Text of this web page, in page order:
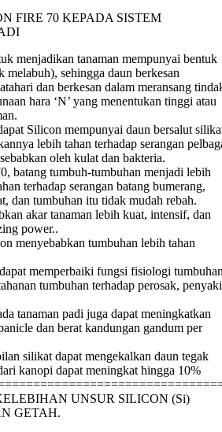
FIRE 70 KEPADA SISTEM
menjadikan tanaman mempunyai bentuk
melabuh), sehingga daun berkesan
dan berkesan dalam meransang
hara ‘N’ yang menentukan tinggi atau
Silicon mempunyai daun bersalut
lebih tahan terhadap serangan
oleh kulat dan bakteria.
batang tumbuh-tumbuhan menjadi lebih
terhadap serangan batang bumerang,
dan tumbuhan itu tidak mudah rebah.
akar tanaman lebih kuat, intensif, dan
power..
menyebabkan tumbuhan lebih tahan
memperbaiki fungsi fisiologi
tumbuhan terhadap perosak,
tanaman padi juga dapat meningkatkan
dan berat kandungan gandum per
silikat dapat mengekalkan daun tegak
kanopi dapat meningkat hingga 10%
UNSUR SILICON (Si)
GETAH.